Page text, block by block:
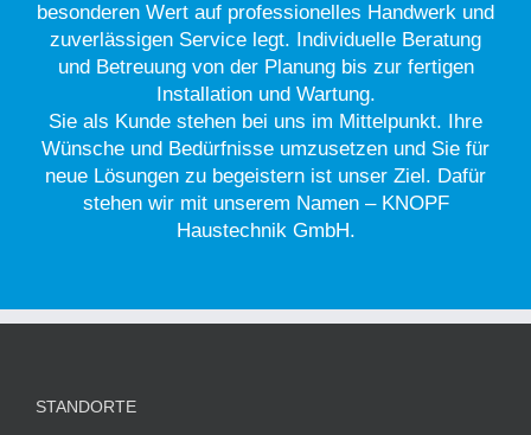
besonderen Wert auf professionelles Handwerk und
zuverlässigen Service legt. Individuelle Beratung
und Betreuung von der Planung bis zur fertigen
Installation und Wartung.
Sie als Kunde stehen bei uns im Mittelpunkt. Ihre
Wünsche und Bedürfnisse umzusetzen und Sie für
neue Lösungen zu begeistern ist unser Ziel. Dafür
stehen wir mit unserem Namen – KNOPF
Haustechnik GmbH.
STANDORTE